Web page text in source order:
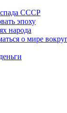
СССР
эпоху
народа
о мире